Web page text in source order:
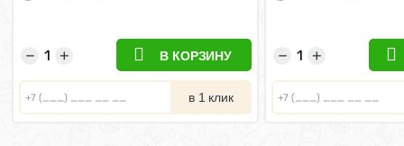
+
− В КОРЗИНУ
в 1 клик
+
−